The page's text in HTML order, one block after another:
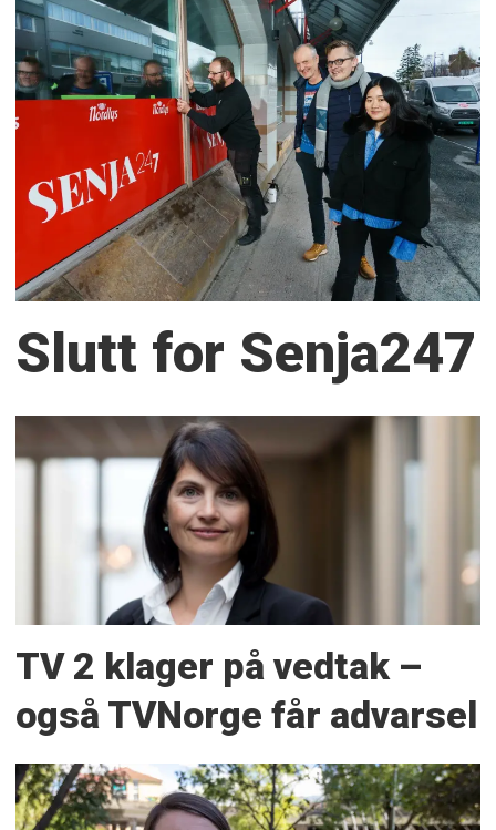
Slutt for Senja247
TV 2 klager på vedtak –
også TVNorge får advarsel